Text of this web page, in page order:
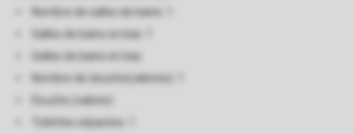
Nombre de salles de bains: 1
Salles de bains en bas: 1
Salles de bains en bas
Nombre de douche(cabines): 1
Douche (cabine)
Toilettes séparées: 1